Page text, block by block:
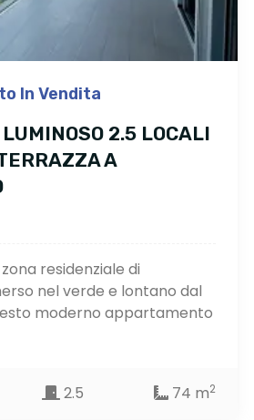
In Vendita
LUMINOSO 2.5 LOCALI
A
residenziale di
nel verde e lontano dal
moderno appartamento
2.5 74 m2